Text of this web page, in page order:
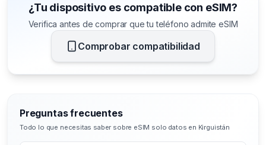
¿Tu dispositivo es compatible con eSIM?
Verifica antes de comprar que tu teléfono admite eSIM
Comprobar compatibilidad
Preguntas frecuentes
Todo lo que necesitas saber sobre eSIM solo datos en Kirguistán